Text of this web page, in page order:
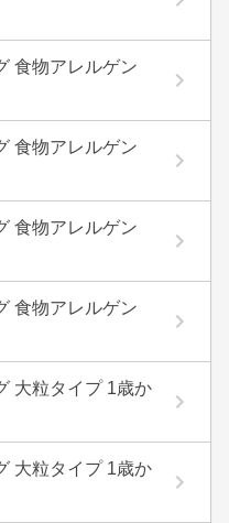
食物アレルゲン
食物アレルゲン
食物アレルゲン
食物アレルゲン
大粒タイプ 1歳か
大粒タイプ 1歳か